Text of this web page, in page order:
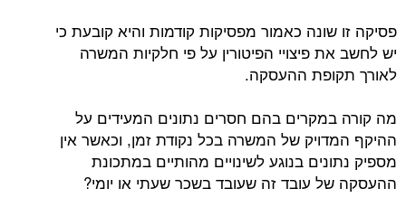
פסיקה זו שונה כאמור מפסיקות קודמות והיא קובעת כי
יש לחשב את פיצויי הפיטורין על פי חלקיות המשרה
לאורך תקופת ההעסקה.
מה קורה במקרים בהם חסרים נתונים המעידים על
ההיקף המדויק של המשרה בכל נקודת זמן, וכאשר אין
מספיק נתונים בנוגע לשינויים מהותיים במתכונת
ההעסקה של עובד זה שעובד בשכר שעתי או יומי?